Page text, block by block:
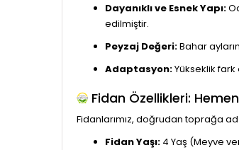
Dayanıklı ve Esnek Yapı:
edilmiştir.
Peyzaj Değeri:Bahar
Adaptasyon:Yükseklik
Fidan Özellikleri:
Fidanlarımız, doğrudan toprağa
Fidan Yaşı: 4 Yaş (Meyve